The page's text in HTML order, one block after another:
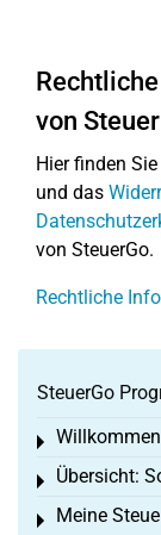
von
Hier finden
und das
von SteuerGo.
Rechtliche
SteuerGo
Toggle menu
Übersicht:
Toggle menu
Meine
Toggle menu